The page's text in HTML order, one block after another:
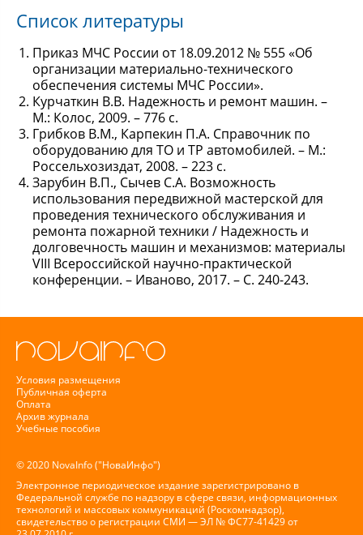
Список литературы
Приказ МЧС России от 18.09.2012 № 555 «Об
организации материально-технического
обеспечения системы МЧС России».
Курчаткин В.В. Надежность и ремонт машин. –
М.: Колос, 2009. – 776 с.
Грибков В.М., Карпекин П.А. Справочник по
оборудованию для ТО и ТР автомобилей. – М.:
Россельхозиздат, 2008. – 223 с.
Зарубин В.П., Сычев С.А. Возможность
использования передвижной мастерской для
проведения технического обслуживания и
ремонта пожарной техники / Надежность и
долговечность машин и механизмов: материалы
VIII Всероссийской научно-практической
конференции. – Иваново, 2017. – С. 240-243.
Условия размещения
Публичная оферта
Оплата
Архив журнала
Учебные пособия
© 2020 NovaInfo ("НоваИнфо")
Электронное периодическое издание зарегистрировано в
Федеральной службе по надзору в сфере связи, информационных
технологий и массовых коммуникаций (Роскомнадзор),
свидетельство о регистрации СМИ — ЭЛ № ФС77-41429 от